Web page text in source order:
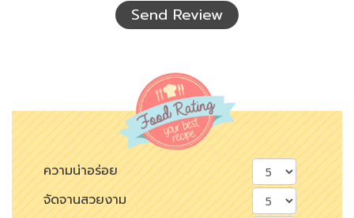
Send Review
ความน่าอร่อย
จัดจานสวยงาม